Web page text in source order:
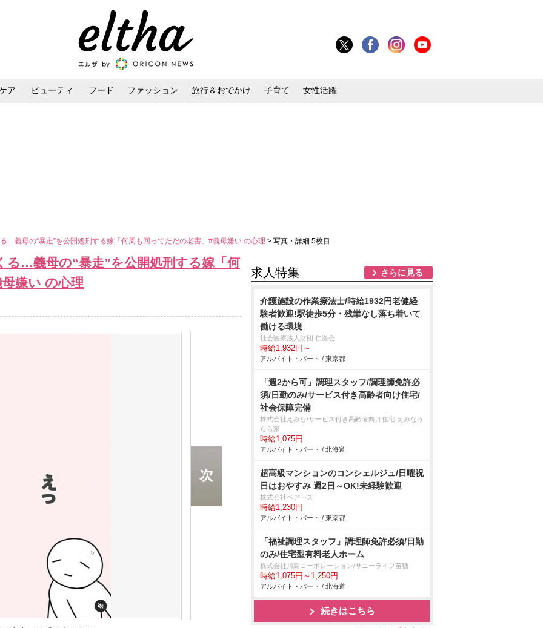
ア ビューティ フード ファッション 旅行＆おでかけ 子育て 女性活躍
…義母の“暴走”を公開処刑する嫁「何周も回ってただの老害」#義母嫌い の心理 > 写真・詳細 5枚目
る…義母の“暴走”を公開処刑する嫁「何
嫌い の心理
求人特集 さらに見る
介護施設の作業療法士/時給1932円老健経
験者歓迎!駅徒歩5分・残業なし落ち着いて
働ける環境
社会医療法人財団 仁医会
時給1,932円～
アルバイト・パート / 東京都
「週2から可」調理スタッフ/調理師免許必
須/日勤のみ/サービス付き高齢者向け住宅/
社会保障完備
株式会社えみな/サービス付き高齢者向け住宅 えみなう
らら家
時給1,075円
アルバイト・パート / 北海道
超高級マンションのコンシェルジュ/日曜祝
日はおやすみ 週2日～OK!未経験歓迎
株式会社ベアーズ
時給1,230円
アルバイト・パート / 東京都
「福祉調理スタッフ」調理師免許必須/日勤
のみ/住宅型有料老人ホーム
株式会社川島コーポレーション/サニーライフ苗穂
時給1,075円～1,250円
アルバイト・パート / 北海道
続きはこちら